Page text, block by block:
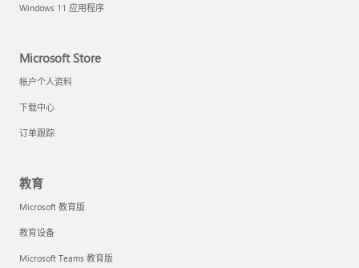
Windows 11 应用程序
Microsoft Store
帐户个人资料
下载中心
订单跟踪
教育
Microsoft 教育版
教育设备
Microsoft Teams 教育版